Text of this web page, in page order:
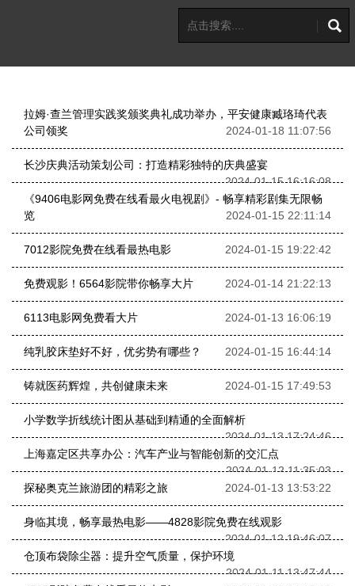
拉姆·查兰管理实践奖颁奖典礼成功举办，平安健康臧珞琦代表
公司领奖
2024-01-18 11:07:56
长沙庆典活动策划公司：打造精彩独特的庆典盛宴
2024-01-15 16:16:08
《9406电影网免费在线看最火电视剧》- 畅享精彩剧集无限畅
览
2024-01-15 22:11:14
7012影院免费在线看最热电影 2024-01-15 19:22:42
免费观影！6564影院带你畅享大片 2024-01-14 21:22:13
6113电影网免费看大片 2024-01-13 16:06:19
纯乳胶床垫好不好，优劣势有哪些？ 2024-01-15 16:44:14
铸就医药辉煌，共创健康未来 2024-01-15 17:49:53
小学数学折线统计图从基础到精通的全面解析
2024-01-13 17:24:46
上海嘉定区共享办公：汽车产业与智能创新的交汇点
2024-01-12 11:35:03
探秘奥克兰旅游团的精彩之旅
2024-01-13 13:53:22
身临其境，畅享最热电影——4828影院免费在线观影
2024-01-12 19:46:07
仓顶布袋除尘器：提升空气质量，保护环境
2024-01-11 13:47:44